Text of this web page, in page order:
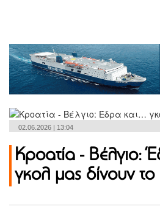
02.06.2026 | 13:04
Κροατία - Βέλγιο:
γκολ μας δίνουν